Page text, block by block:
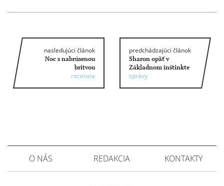
nasledujúci článok
Noc s nabrúsenou
britvou
recenzia
predchádzajúci článok
Sharon opäť v
Základnom inštinkte
správy
O NÁS REDAKCIA KONTAKTY